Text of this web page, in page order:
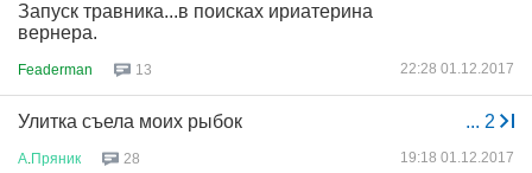
Запуск травника...в поисках ириатерина
вернера.
Feaderman 13 22:28 01.12.2017
... 2
Улитка съела моих рыбок
А Пряник 28 19:18 01.12.2017